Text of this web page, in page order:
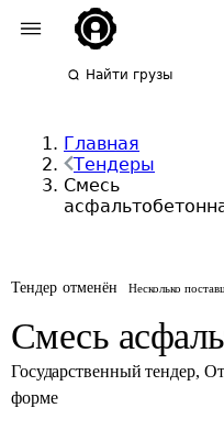
Найти грузы
Главная
Тендеры
Смесь
Тендер отменён Несколько
Смесь
Государственный тендер,
форме